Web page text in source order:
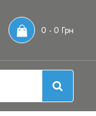
0 - 0 Грн